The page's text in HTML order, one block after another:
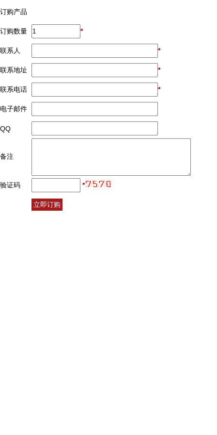
订购产品
订购数量 *
联系人 *
联系地址 *
联系电话 *
电子邮件
QQ
备注
验证码 *